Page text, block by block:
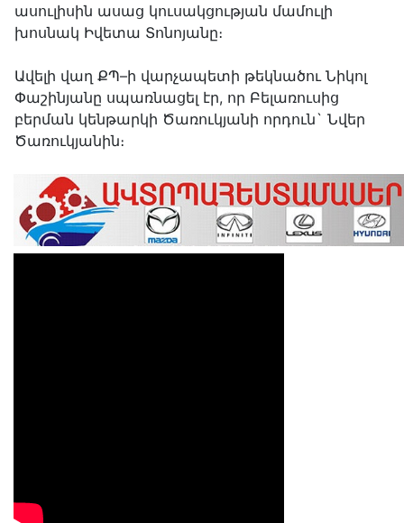
ասուլիսին ասաց կուսակցության մամուլի
խոսնակ Իվետա Տոնոյանը։
Ավելի վաղ ՔՊ–ի վարչապետի թեկնածու Նիկոլ
Փաշինյանը սպառնացել էր, որ Բելառուսից
բերման կենթարկի Ծառուկյանի որդուն` Նվեր
Ծառուկյանին։